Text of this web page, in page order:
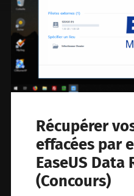
Récupérer
effacées par
EaseUS Data
(Concours)